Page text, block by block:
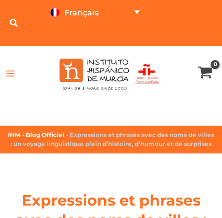
Français
IHM - Blog Officiel - Expressions et phrases avec des noms de villes
: un voyage linguistique plein d’histoire, d’humour et de surprises
Expressions et phrases